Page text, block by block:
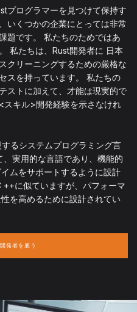
プログラマーを見つけて保持す
いくつかの企業にとっては非常
題です。 私たちのためではあ
私たちは、Rust開発者に 日本
クリーニングするための厳格な
スを持っています。 私たちの
ストに加えて、才能は現実的で
スキル>開発経験を示さなけれ
るシステムプログラミング言
実用的な言語であり、機能的
ムをサポートするように設計
に似ていますが、パフォーマ
を高めるために設計されてい
発者を雇う